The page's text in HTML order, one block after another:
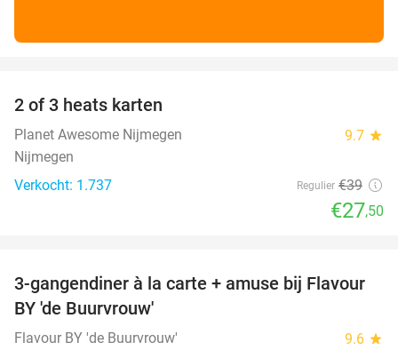
2 of 3 heats karten
Planet Awesome Nijmegen 9.7 star
Nijmegen
Verkocht: 1.737
Regulier €39
€27,50
38%
3-gangendiner à la carte + amuse bij Flavour
BY 'de Buurvrouw'
Flavour BY 'de Buurvrouw' 9.6 star